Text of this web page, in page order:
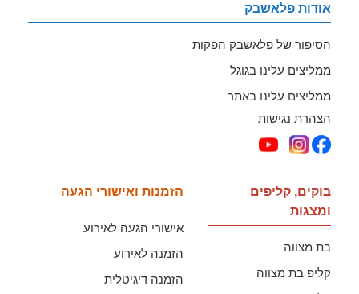
אודות פלאשבק
הסיפור של פלאשבק הפקות
ממליצים עלינו בגוגל
ממליצים עלינו באתר
הצהרת נגישות
בוקים, קליפים
ומצגות
בת מצווה
קליפ בת מצווה
הזמנות ואישורי הגעה
אישורי הגעה לאירוע
הזמנה לאירוע
הזמנה דיגיטלית